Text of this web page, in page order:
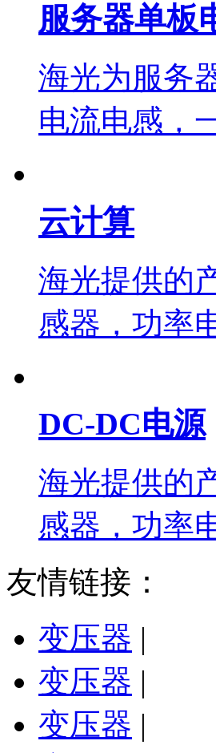
服务器单板
海光为服务
电流电感，
云计算
海光提供的
感器，功率
DC-DC电源
海光提供的
感器，功率
友情链接：
变压器 |
变压器 |
变压器 |